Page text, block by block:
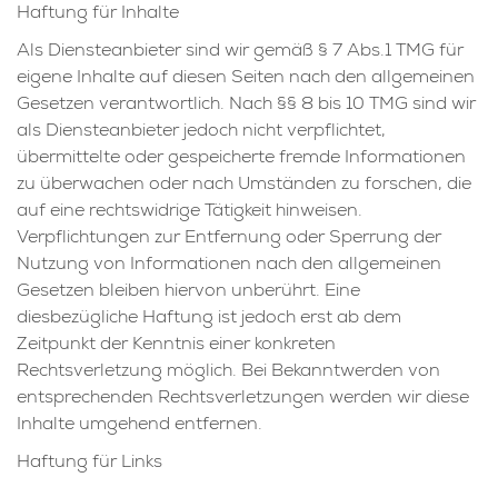
Haftung für Inhalte
Als Diensteanbieter sind wir gemäß § 7 Abs.1 TMG für
eigene Inhalte auf diesen Seiten nach den allgemeinen
Gesetzen verantwortlich. Nach §§ 8 bis 10 TMG sind wir
als Diensteanbieter jedoch nicht verpflichtet,
übermittelte oder gespeicherte fremde Informationen
zu überwachen oder nach Umständen zu forschen, die
auf eine rechtswidrige Tätigkeit hinweisen.
Verpflichtungen zur Entfernung oder Sperrung der
Nutzung von Informationen nach den allgemeinen
Gesetzen bleiben hiervon unberührt. Eine
diesbezügliche Haftung ist jedoch erst ab dem
Zeitpunkt der Kenntnis einer konkreten
Rechtsverletzung möglich. Bei Bekanntwerden von
entsprechenden Rechtsverletzungen werden wir diese
Inhalte umgehend entfernen.
Haftung für Links